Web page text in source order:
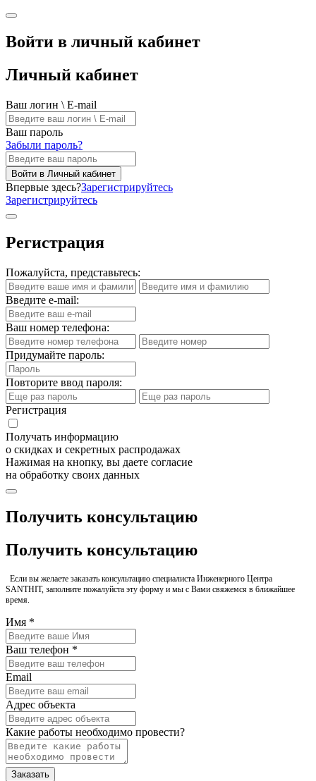
Войти в личный кабинет
Личный кабинет
Ваш логин \ E-mail
Ваш пароль
Забыли пароль?
Войти в Личный кабинет
Впервые здесь?Зарегистрируйтесь
Зарегистрируйтесь
Регистрация
Пожалуйста, представьтесь:
Введите e-mail:
Ваш номер телефона:
Придумайте пароль:
Повторите ввод пароля:
Регистрация
Получать информацию
о скидках и секретных распродажах
Нажимая на кнопку, вы даете согласие
на обработку своих данных
Получить консультацию
Получить консультацию
Если вы желаете заказать консультацию специалиста Инженерного Центра
SANTHIT, заполните пожалуйста эту форму и мы с Вами свяжемся в ближайшее
время.
Имя *
Ваш телефон *
Email
Адрес объекта
Какие работы необходимо провести?
Заказать